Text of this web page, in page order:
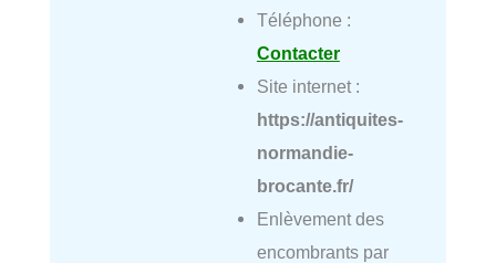
Téléphone :
Contacter
Site internet :
https://antiquites-
normandie-
brocante.fr/
Enlèvement des
encombrants par